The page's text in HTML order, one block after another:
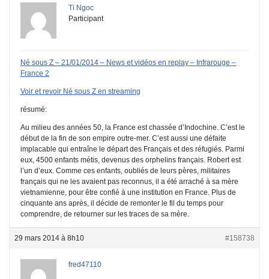
Ti Ngoc
Participant
Né sous Z – 21/01/2014 – News et vidéos en replay – Infrarouge –
France 2
Voir et revoir Né sous Z en streaming
résumé:
Au milieu des années 50, la France est chassée d’Indochine. C’est le
début de la fin de son empire outre-mer. C’est aussi une défaite
implacable qui entraîne le départ des Français et des réfugiés. Parmi
eux, 4500 enfants métis, devenus des orphelins français. Robert est
l’un d’eux. Comme ces enfants, oubliés de leurs pères, militaires
français qui ne les avaient pas reconnus, il a été arraché à sa mère
vietnamienne, pour être confié à une institution en France. Plus de
cinquante ans après, il décide de remonter le fil du temps pour
comprendre, de retourner sur les traces de sa mère.
29 mars 2014 à 8h10 #158738
fred47110